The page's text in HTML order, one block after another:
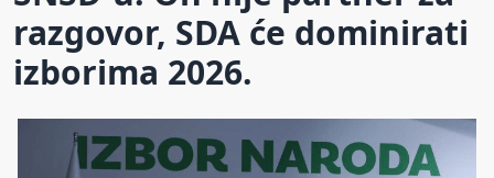
razgovor, SDA će dominirati
izborima 2026.